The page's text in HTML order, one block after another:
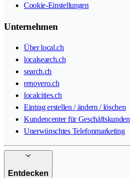
Cookie-Einstellungen
Unternehmen
Über local.ch
localsearch.ch
search.ch
renovero.ch
localcities.ch
Eintrag erstellen / ändern / löschen
Kundencenter für Geschäftskunden
Unerwünschtes Telefonmarketing
Entdecken